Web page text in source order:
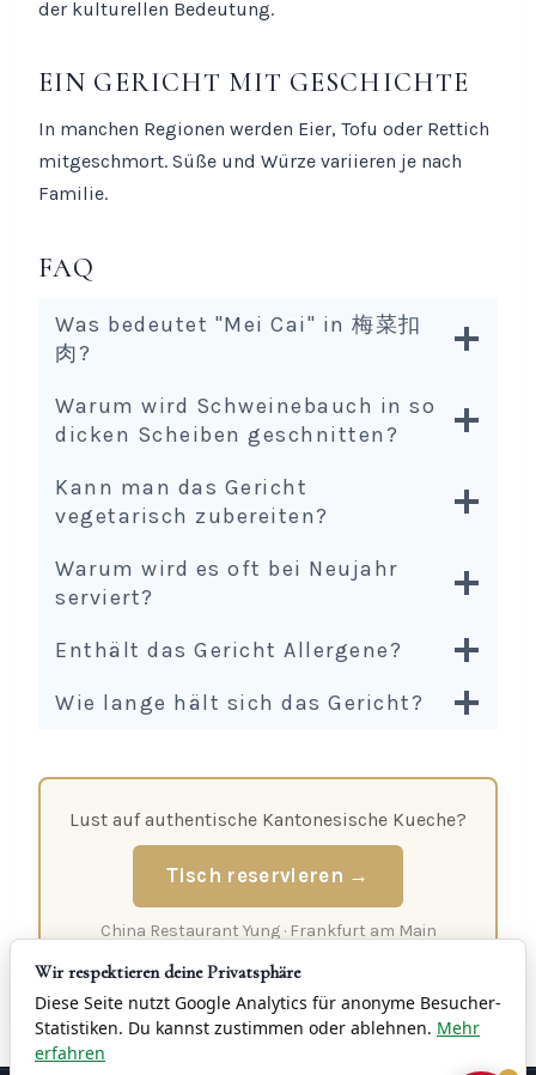
der kulturellen Bedeutung.
EIN GERICHT MIT GESCHICHTE
In manchen Regionen werden Eier, Tofu oder Rettich
mitgeschmort. Süße und Würze variieren je nach
Familie.
FAQ
Was bedeutet "Mei Cai" in 梅菜扣
肉?
Warum wird Schweinebauch in so
dicken Scheiben geschnitten?
Kann man das Gericht
vegetarisch zubereiten?
Warum wird es oft bei Neujahr
serviert?
Enthält das Gericht Allergene?
Wie lange hält sich das Gericht?
Lust auf authentische Kantonesische Kueche?
Tisch reservieren →
China Restaurant Yung · Frankfurt am Main
Wir respektieren deine Privatsphäre
Diese Seite nutzt Google Analytics für anonyme Besucher-
Statistiken. Du kannst zustimmen oder ablehnen. Mehr
erfahren